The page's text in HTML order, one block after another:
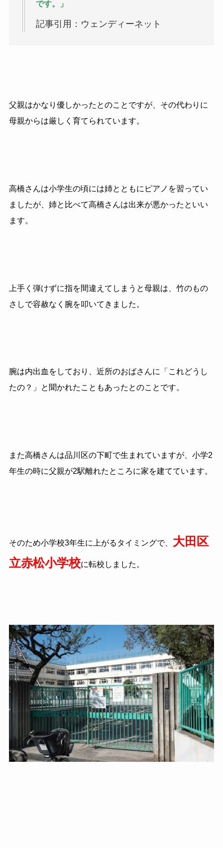
です。」
記事引用：ウェンディーネット
父親はかなり優しかったとのことですが、その代わりに
母親からは厳しく育てられています。
高橋さんは小学生の頃には姉とともにピアノを習ってい
ましたが、姉と比べて高橋さんは出来が悪かったといい
ます。
上手く弾けずに指を間違えてしまうと母親は、竹のもの
さしで容赦なく腕を叩いてきました。
腕は内出血をしており、近所のおばさんに「これどうし
たの？」と聞かれたこともあったとのことです。
また高橋さんは品川区の下町で生まれていますが、小学2
年生の時に父親が2駅離れたところに家を建てています。
そのため小学校3年生に上がるタイミングで、 大田区
立赤松小学校に転校しました。